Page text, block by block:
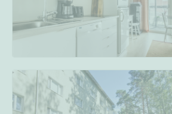
I
Ilmajoki Ivalo
Joensuu Jyväskylä